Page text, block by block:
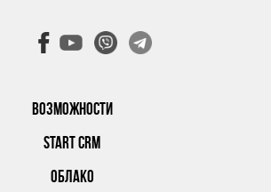
ВОЗМОЖНОСТИ
START CRM
ОБЛАКО